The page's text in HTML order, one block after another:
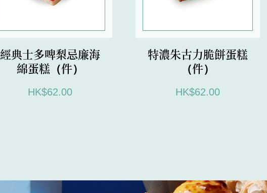
經典士多啤梨忌廉海
綿蛋糕（件）
HK$62.00
特濃朱古力脆餅蛋糕
（件）
HK$62.00